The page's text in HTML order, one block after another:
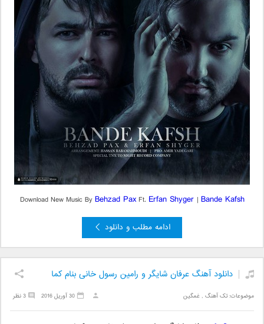
Download New Music ByBehzad PaxFt. Erfan Shyger | Bande Kafsh
ادامه مطلب و دانلود
دانلود آهنگ عرفان شایگر و رامین رسول خانی بنام کما
موضوعات:تک آهنگ ,غمگین 3 نظر 30 آوریل 2016